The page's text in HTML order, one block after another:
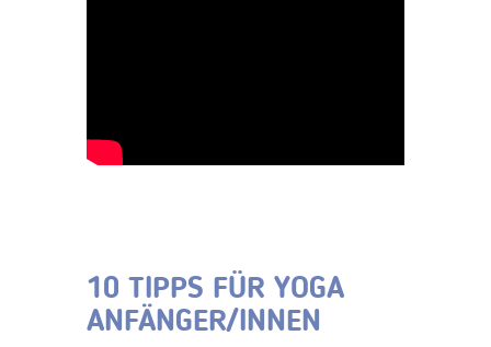
10 TIPPS FÜR YOGA
ANFÄNGER/INNEN